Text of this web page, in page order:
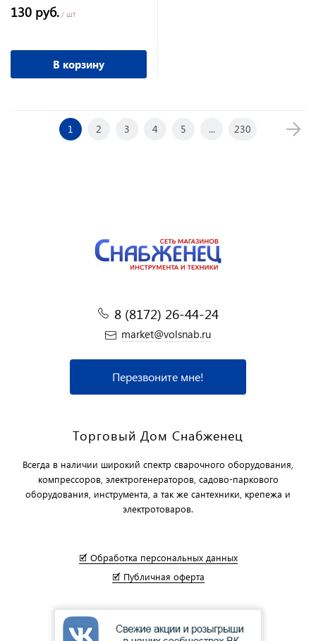
130 руб. / шт
В корзину
1 2 3 4 5 ... 230
8 (8172) 26-44-24
market@volsnab.ru
Перезвоните мне!
Торговый Дом Снабженец
Всегда в наличии широкий спектр сварочного оборудования,
компрессоров, электрогенераторов, садово-паркового
оборудования, инструмента, а так же сантехники, крепежа и
электротоваров.
🗹 Обработка персональных данных
🗹 Публичная оферта